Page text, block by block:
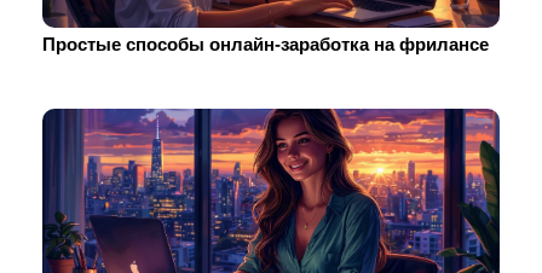
Простые способы онлайн-заработка на фрилансе